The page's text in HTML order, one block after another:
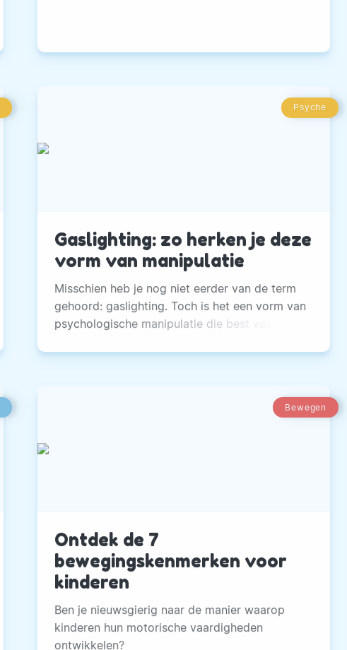
Psyche
Gaslighting: zo herken je deze
vorm van manipulatie
Misschien heb je nog niet eerder van de term
gehoord: gaslighting. Toch is het een vorm van
psychologische manipulatie die best vaak
Bewegen
Ontdek de 7
bewegingskenmerken voor
kinderen
Ben je nieuwsgierig naar de manier waarop
kinderen hun motorische vaardigheden
ontwikkelen?